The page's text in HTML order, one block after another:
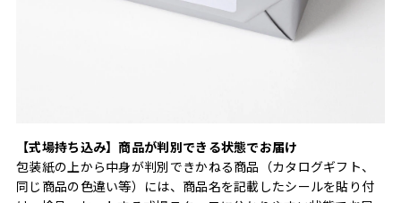
【式場持ち込み】商品が判別できる状態でお届け
包装紙の上から中身が判別できかねる商品（カタログギフト、
同じ商品の色違い等）には、商品名を記載したシールを貼り付